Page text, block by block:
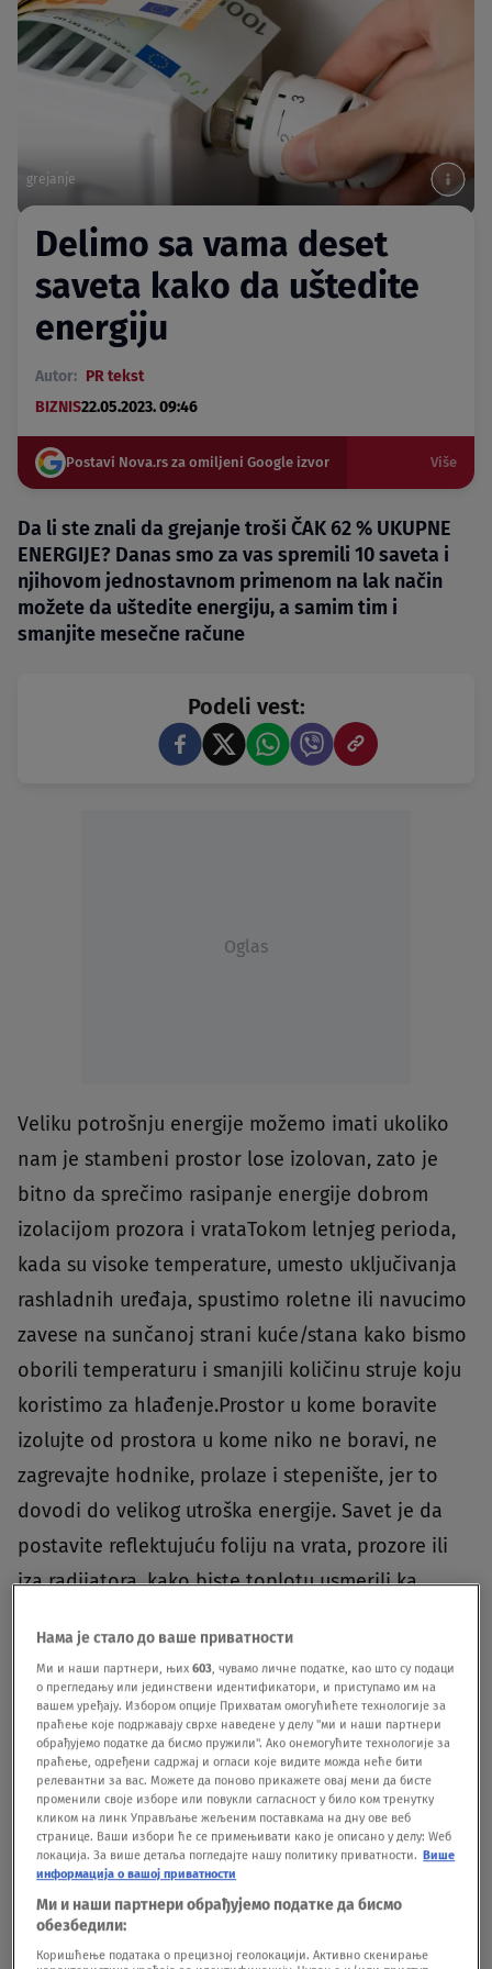
grejanje
Delimo sa vama deset
saveta kako da uštedite
energiju
Autor: PR tekst
BIZNIS22.05.2023. 09:46
Postavi Nova.rs za omiljeni Google izvor Više
Da li ste znali da grejanje troši ČAK 62 % UKUPNE
ENERGIJE? Danas smo za vas spremili 10 saveta i
njihovom jednostavnom primenom na lak način
možete da uštedite energiju, a samim tim i
smanjite mesečne račune
Podeli vest:
Oglas
Veliku potrošnju energije možemo imati ukoliko
nam je stambeni prostor lose izolovan, zato je
bitno da sprečimo rasipanje energije dobrom
izolacijom prozora i vrataTokom letnjeg perioda,
kada su visoke temperature, umesto uključivanja
rashladnih uređaja, spustimo roletne ili navucimo
zavese na sunčanoj strani kuće/stana kako bismo
oborili temperaturu i smanjili količinu struje koju
koristimo za hlađenje.Prostor u kome boravite
izolujte od prostora u kome niko ne boravi, ne
zagrevajte hodnike, prolaze i stepenište, jer to
dovodi do velikog utroška energije. Savet je da
postavite reflektujuću foliju na vrata, prozore ili
iza radijatora, kako biste toplotu usmerili ka
temperaturi od 20 stepeni danju, a noću do 18
stepeni.Kada perete veš ili sudove koristite
hladnu vodu ili perite veš-sudove na nižim
temperatura, uvek napunite mašinu do vrha i
programirajte je da vam radi noću, jer time
možete da uštedite cak do 4 puta više energije.Da
biste sprečili rasipanje energije potrebno je da
redovno menja filtere u grejnim i rashladnim
uređajima.Da bi vas frižider optimalno radio
Нама је стало до ваше приватности
Ми и наши партнери, њих603, чувамо личне податке, као што су подаци
о прегледању или јединствени идентификатори, и приступамо им на
вашем уређају. Избором опције Прихватам омогућићете технологије за
праћење које подржавају сврхе наведене у делу "ми и наши партнери
обрађујемо податке да бисмо пружили". Ако онемогућите технологије за
праћење, одређени садржај и огласи које видите можда неће бити
релевантни за вас. Можете да поново прикажете овај мени да бисте
променили своје изборе или повукли сагласност у било ком тренутку
кликом на линк Управљање жељеним поставкама на дну ове веб
странице. Ваши избори ће се примењивати како је описано у делу: Wеб
локација. За више детаља погледајте нашу политику приватности. Више
информација о вашој приватности
Ми и наши партнери обрађујемо податке да бисмо
обезбедили:
Коришћење података о прецизној геолокацији. Активно скенирање